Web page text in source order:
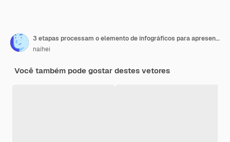
3 etapas processam o elemento de infográficos para apresentação.
naihei
Você também pode gostar destes vetores